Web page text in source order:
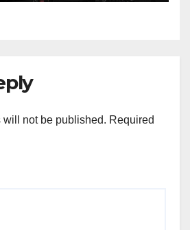
will not be published. Required